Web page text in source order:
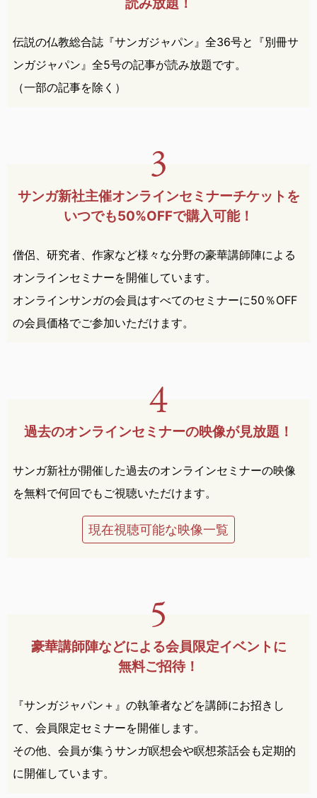
伝説の仏教総合誌『サンガジャパン』全36号と『別冊サ
ンガジャパン』全5号の記事が読み放題です。
（一部の記事を除く）
サンガ新社主催オンラインセミナーチケットを
いつでも50%OFFで購入可能！
僧侶、研究者、作家など様々な分野の豪華講師陣による
オンラインセミナーを開催しています。
オンラインサンガの会員はすべてのセミナーに50％OFF
の会員価格でご参加いただけます。
過去のオンラインセミナーの映像が見放題！
サンガ新社が開催した過去のオンラインセミナーの映像
を無料で何回でもご視聴いただけます。
現在視聴可能な映像一覧
豪華講師陣などによる会員限定イベントに
無料ご招待！
『サンガジャパン＋』の執筆者などを講師にお招きし
て、会員限定セミナーを開催します。
その他、会員が集うサンガ瞑想会や瞑想茶話会も定期的
に開催しています。